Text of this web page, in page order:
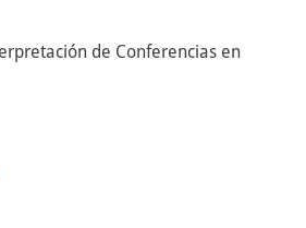
de Conferencias en